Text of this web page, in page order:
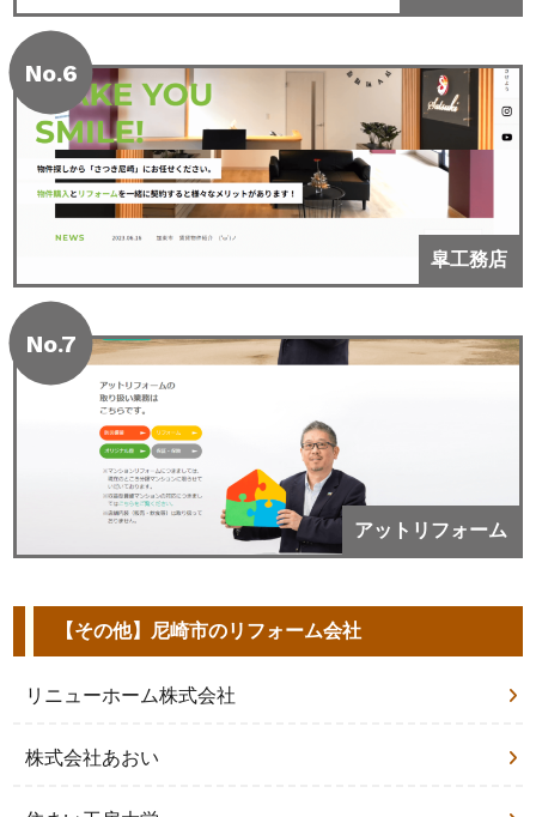
No.6
皐工務店
No.7
アットリフォーム
【その他】尼崎市のリフォーム会社
リニューホーム株式会社
株式会社あおい